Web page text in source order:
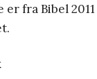
er fra Bibel